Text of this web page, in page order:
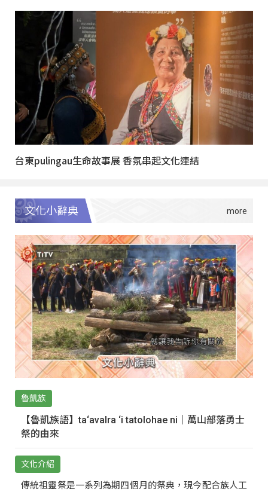
台東pulingau生命故事展 香氛串起文化連結
文化小辭典
魯凱族
【魯凱族語】ta‘avalra ‘i tatolohae ni｜萬山部落勇士
祭的由來
文化介紹
傳統祖靈祭是一系列為期四個月的祭典，現今配合族人工